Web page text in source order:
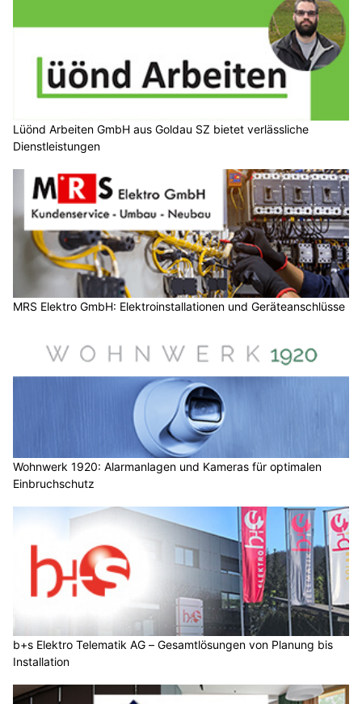
Lüönd Arbeiten GmbH aus Goldau SZ bietet verlässliche
Dienstleistungen
MRS Elektro GmbH: Elektroinstallationen und Geräteanschlüsse
Wohnwerk 1920: Alarmanlagen und Kameras für optimalen
Einbruchschutz
b+s Elektro Telematik AG – Gesamtlösungen von Planung bis
Installation